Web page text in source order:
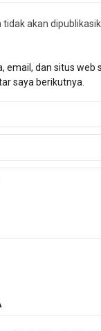
akan
email, dan situs web
saya berikutnya.